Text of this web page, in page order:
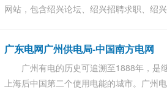
网站，包含绍兴论坛、绍兴招聘求职、绍
讯、...
广东电网广州供电局-中国南方电网
广州有电的历史可追溯至1888年，是
上海后中国第二个使用电能的城市。广州